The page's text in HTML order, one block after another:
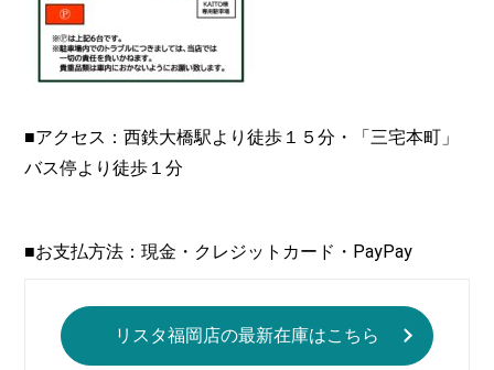
■アクセス：西鉄大橋駅より徒歩１５分・「三宅本町」
バス停より徒歩１分
■お支払方法：現金・クレジットカード・PayPay
リスタ福岡店の最新在庫はこちら